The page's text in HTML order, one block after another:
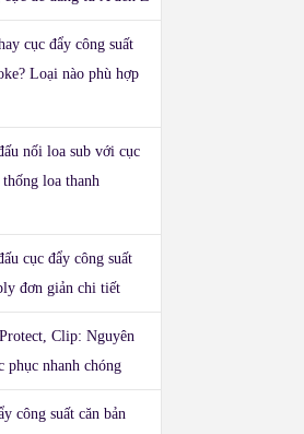
cục đẩy công suất
Loại nào phù hợp
nối loa sub với cục
loa thanh
cục đẩy công suất
đơn giản chi tiết
Clip: Nguyên
phục nhanh chóng
công suất căn bản